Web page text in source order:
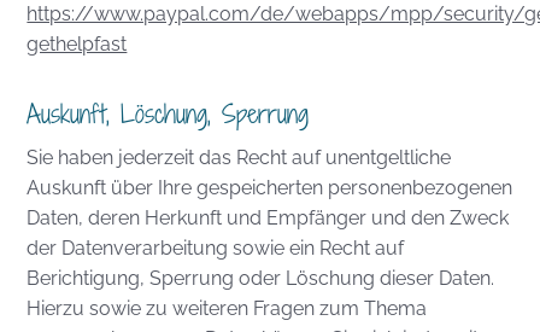
https://www.paypal.com/de/webapps/mpp/security/
gethelpfast
Auskunft, Löschung, Sperrung
Sie haben jederzeit das Recht auf unentgeltliche
Auskunft über Ihre gespeicherten personenbezogenen
Daten, deren Herkunft und Empfänger und den Zweck
der Datenverarbeitung sowie ein Recht auf
Berichtigung, Sperrung oder Löschung dieser Daten.
Hierzu sowie zu weiteren Fragen zum Thema